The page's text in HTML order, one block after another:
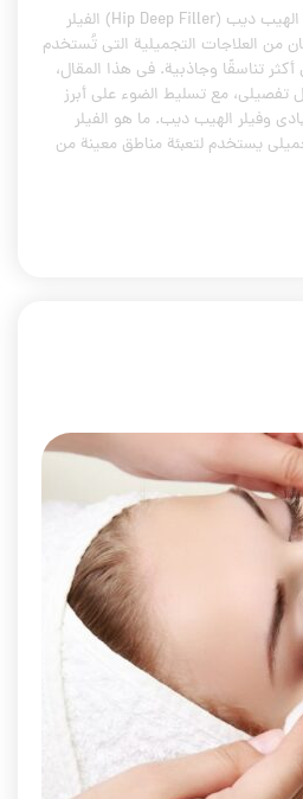
الفيلر البادي (Filler Body) وفيلر الهيب ديب (Hip Deep Filler) الفيلر
من العلاجات التجميلية التي تُستخدم
تناسقًا وجاذبية. في هذا المقال،
مع تسليط الضوء على أبرز
وفيلر الهيب ديب. ما هو الفيلر
يستخدم لتعبئة مناطق معينة من